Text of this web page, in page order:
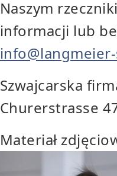
Naszym
informacji lub
Szwajcarska
Churerstrasse
Materiał